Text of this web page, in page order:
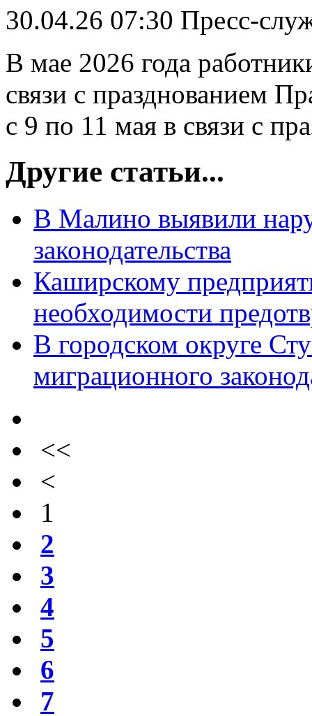
30.04.26 07:30 Пресс-
В мае 2026 года
связи с празднованием
с 9 по 11 мая в связи с
Другие статьи...
В Малино выявили
законодательства
Каширскому
необходимости
В городском округе
миграционного
<<
<
1
2
3
4
5
6
7